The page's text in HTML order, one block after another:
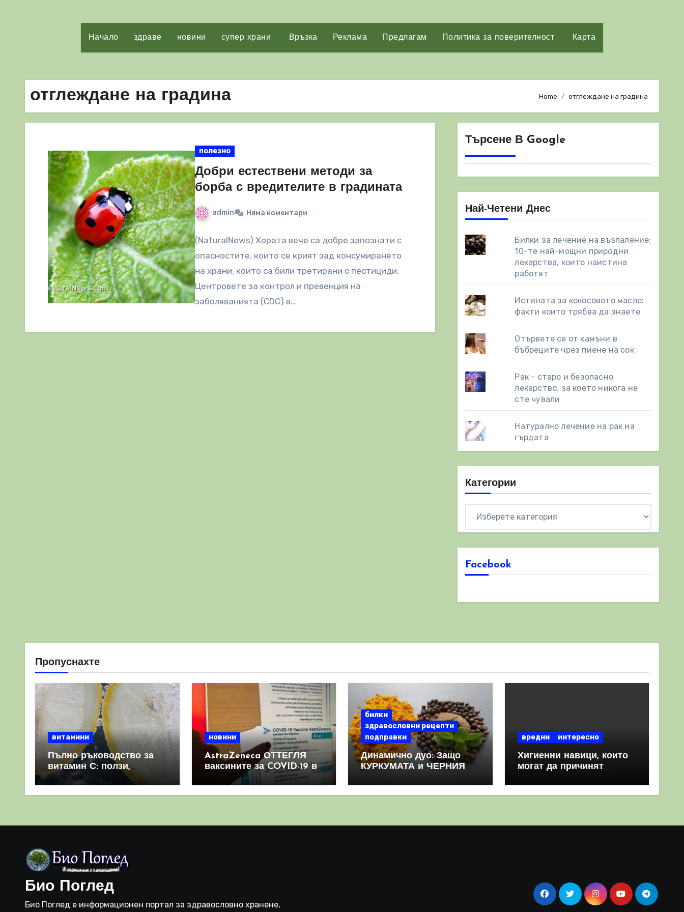
Начало здраве новини супер храни Връзка Реклама Предлагам Политика за поверителност Карта
отглеждане на градина Home отглеждане на градина
полезно
Добри естествени методи за
борба с вредителите в градината
admin Няма коментари
(NaturalNews) Хората вече са добре запознати с
опасностите, които се крият зад консумирането
на храни, които са били третирани с пестициди.
Центровете за контрол и превенция на
заболяванията (CDC) в…
Търсене В Google
Най-Четени Днес
Билки за лечение на възпаление:
10-те най-мощни природни
лекарства, които наистина
работят
Истината за кокосовото масло:
факти които трябва да знаете
Отървете се от камъни в
бъбреците чрез пиене на сок
Рак - старо и безопасно
лекарство, за което никога не
сте чували
Натурално лечение на рак на
гърдата
Категории
Facebook
Пропуснахте
витамини
Пълно ръководство за
витамин С: ползи,
източници и защо е
важен за имунната
новини
AstraZeneca ОТТЕГЛЯ
ваксините за COVID-19 в
световен мащаб, след
като призна, че те
билки
здравословни рецепти
подправки
Динамично дуо: Защо
КУРКУМАТА и ЧЕРНИЯ
комбинация
вредни интересно
Хигиенни навици, които
могат да причинят
полза
Био Поглед
Био Поглед е информационен портал за здравословно хранене,